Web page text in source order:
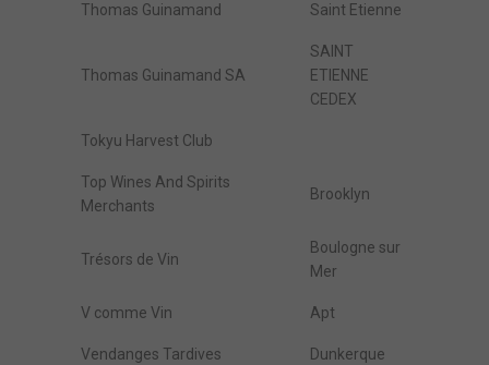
Thomas Guinamand Saint Etienne
Thomas Guinamand SA
SAINT
ETIENNE
CEDEX
Tokyu Harvest Club
Top Wines And Spirits
Merchants
Brooklyn
Trésors de Vin
Boulogne sur
Mer
V comme Vin Apt
Vendanges Tardives Dunkerque